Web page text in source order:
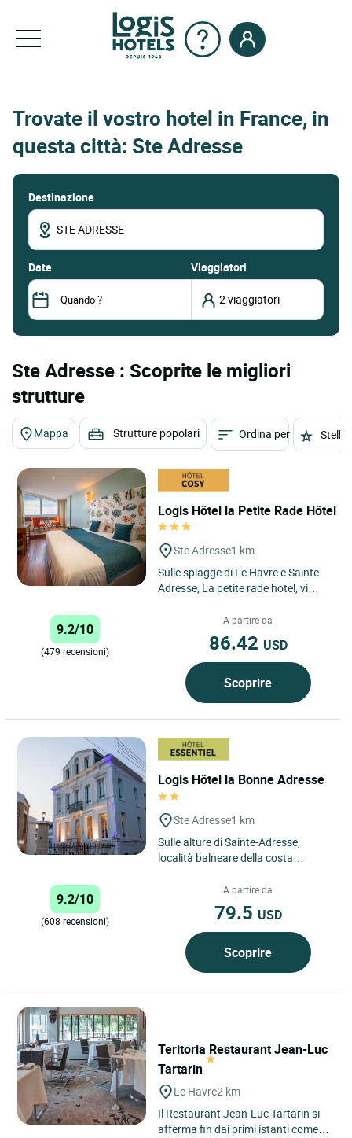
Trovate il vostro hotel in France, in
questa città: Ste Adresse
Destinazione
date Viaggiatori
Ste Adresse : Scoprite le migliori
strutture
Mappa Strutture popolari Ordina per Stelle
Logis Hôtel la Petite Rade Hôtel
Ste Adresse1 km
Sulle spiagge di Le Havre e Sainte
Adresse, La petite rade hotel, vi
progettate intorno a...
9.2/10
(479 recensioni)
A partire da
86.42 USD
Scoprire
Logis Hôtel la Bonne Adresse
Ste Adresse1 km
Sulle alture di Sainte-Adresse,
località balneare della costa
metri dalla famosa spiaggia...
9.2/10
(608 recensioni)
A partire da
79.5 USD
Scoprire
Teritoria Restaurant Jean-Luc
Tartarin
Le Havre2 km
Il Restaurant Jean-Luc Tartarin si
afferma fin dai primi istanti come